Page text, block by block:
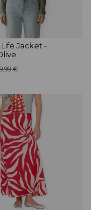
Life Jacket -
€